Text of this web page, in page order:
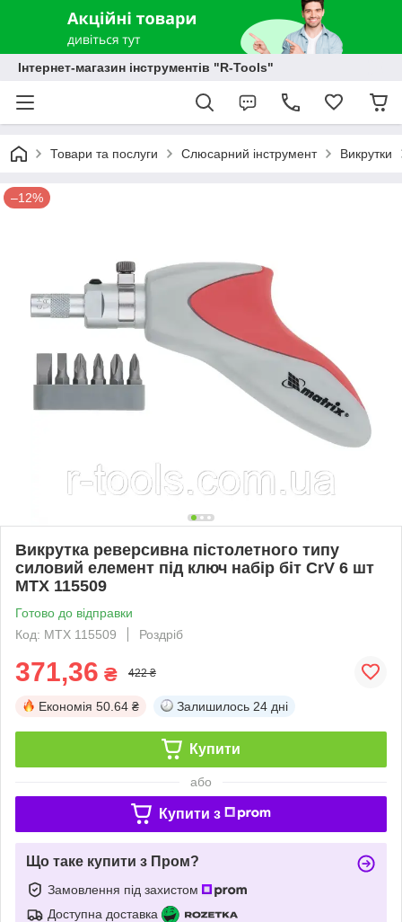
Інтернет-магазин інструментів "R-Tools"
Товари та послуги Слюсарний інструмент Викрутки
–12%
Викрутка реверсивна пістолетного типу
силовий елемент під ключ набір біт CrV 6 шт
MTX 115509
Готово до відправки
Код: MTX 115509
Роздріб
371,36 ₴ 422 ₴
Економія 50.64 ₴ Залишилось 24 дні
Купити
або
Купити з
Що таке купити з Пром?
Замовлення під захистом
Доступна доставка